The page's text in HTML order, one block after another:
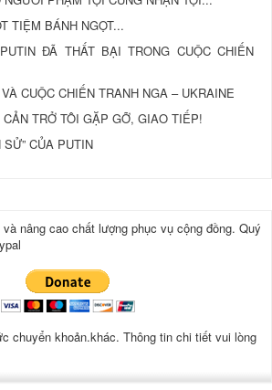
TIỆM BÁNH NGỌT...
ĐÃ THẤT BẠI TRONG CUỘC CHIẾN
CUỘC CHIẾN TRANH NGA – UKRAINE
TRỞ TÔI GẶP GỠ, GIAO TIẾP!
SỬ” CỦA PUTIN
nâng cao chất lượng phục vụ cộng đồng. Quý
chuyển khoản.khác. Thông tin chi tiết vui lòng